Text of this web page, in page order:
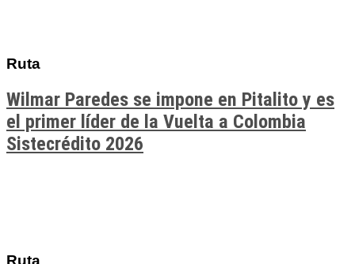
Ruta
Wilmar Paredes se impone en Pitalito y es
el primer líder de la Vuelta a Colombia
Sistecrédito 2026
Ruta